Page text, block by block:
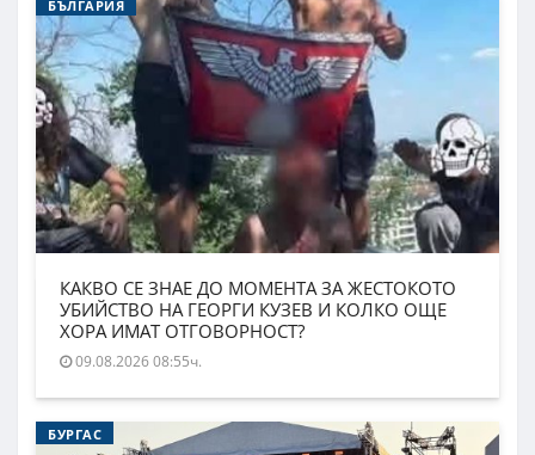
БЪЛГАРИЯ
КАКВО СЕ ЗНАЕ ДО МОМЕНТА ЗА ЖЕСТОКОТО
УБИЙСТВО НА ГЕОРГИ КУЗЕВ И КОЛКО ОЩЕ
ХОРА ИМАТ ОТГОВОРНОСТ?
09.08.2026 08:55ч.
БУРГАС